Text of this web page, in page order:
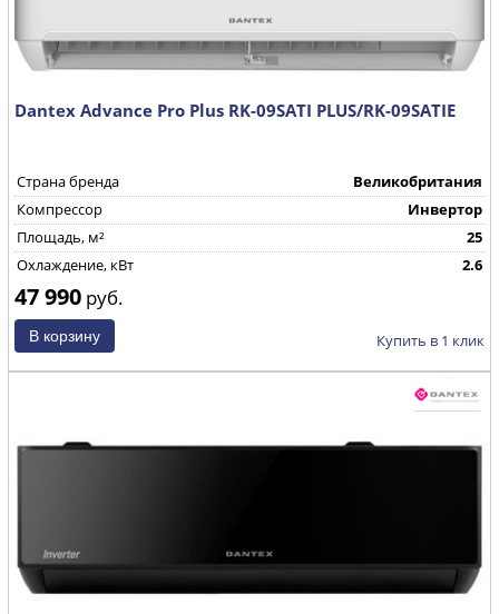
Dantex Advance Pro Plus RK-09SATI PLUS/RK-09SATIE
Страна бренда
Великобритания
Компрессор
Инвертор
Площадь, м²
25
Охлаждение, кВт
2.6
47 990 руб.
Купить в 1 клик